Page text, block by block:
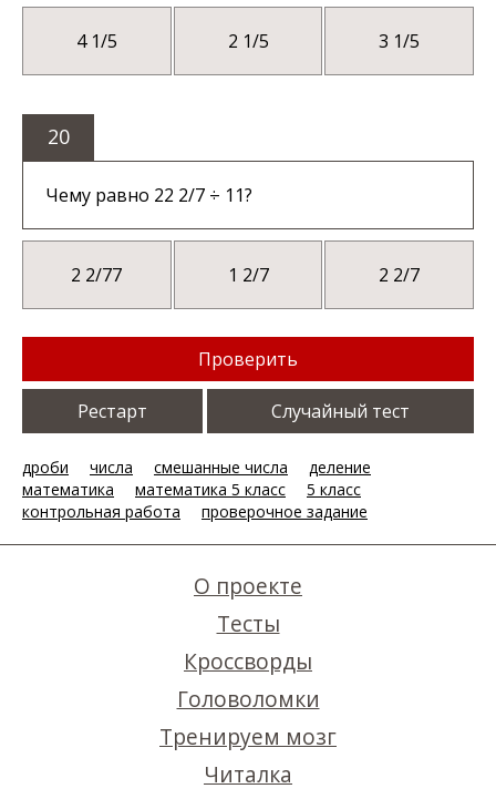
4 1/5 2 1/5 3 1/5
20
Чему равно 22 2/7 ÷ 11?
2 2/77 1 2/7 2 2/7
Проверить
Рестарт Случайный тест
дроби числа смешанные числа
деление
математика
математика 5 класс
5 класс
контрольная работа
проверочное задание
О проекте
Тесты
Кроссворды
Головоломки
Тренируем мозг
Читалка